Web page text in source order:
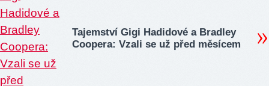
Tajemství Gigi Hadidové a Bradley
Coopera: Vzali se už před měsícem